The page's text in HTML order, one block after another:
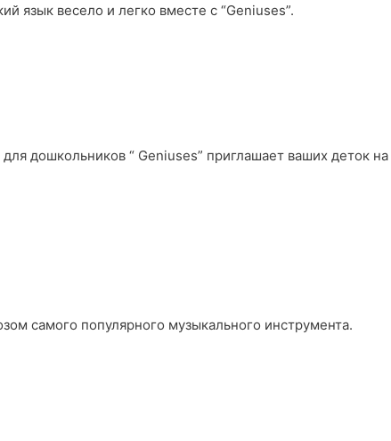
язык весело и легко вместе с “Geniuses”.
дошкольников “ Geniuses” приглашает ваших деток на
самого популярного музыкального инструмента.